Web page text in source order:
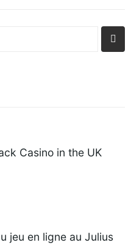
Casino in the UK
jeu en ligne au Julius